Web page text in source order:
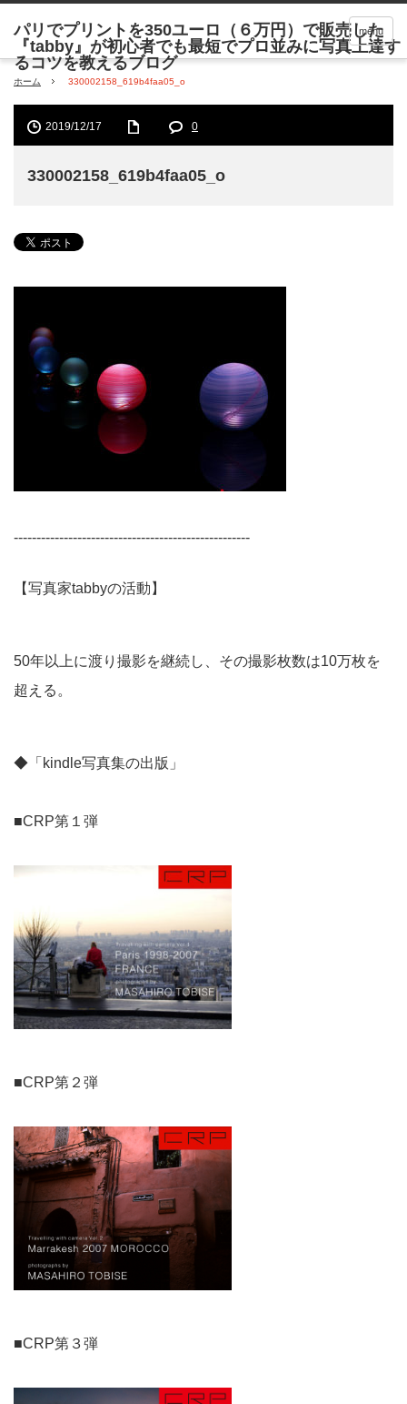
menu
ホーム 330002158_619b4faa05_o
2019/12/17 0
330002158_619b4faa05_o
----------------------------------------------------
【写真家tabbyの活動】
50年以上に渡り撮影を継続し、その撮影枚数は10万枚を
超える。
◆「kindle写真集の出版」
■CRP第１弾
■CRP第２弾
■CRP第３弾